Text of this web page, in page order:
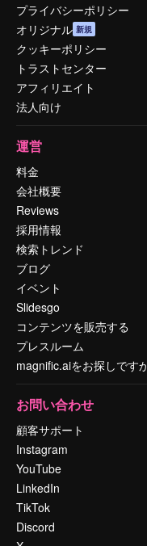
プライバシーポリシー
オリジナル 新規
クッキーポリシー
トラストセンター
アフィリエイト
法人向け
運営
料金
会社概要
Reviews
採用情報
検索トレンド
ブログ
イベント
Slidesgo
コンテンツを販売する
プレスルーム
magnific.aiをお探しです
お問い合わせ
顧客サポート
Instagram
YouTube
LinkedIn
TikTok
Discord